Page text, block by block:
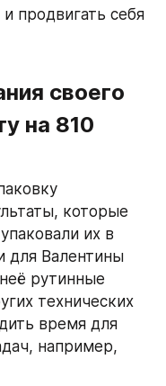
продвигать себя
своего
на 810
которые
их в
для Валентины
рутинные
технических
время для
например,